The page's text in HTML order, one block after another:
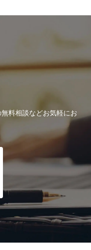
料相談などお気軽にお